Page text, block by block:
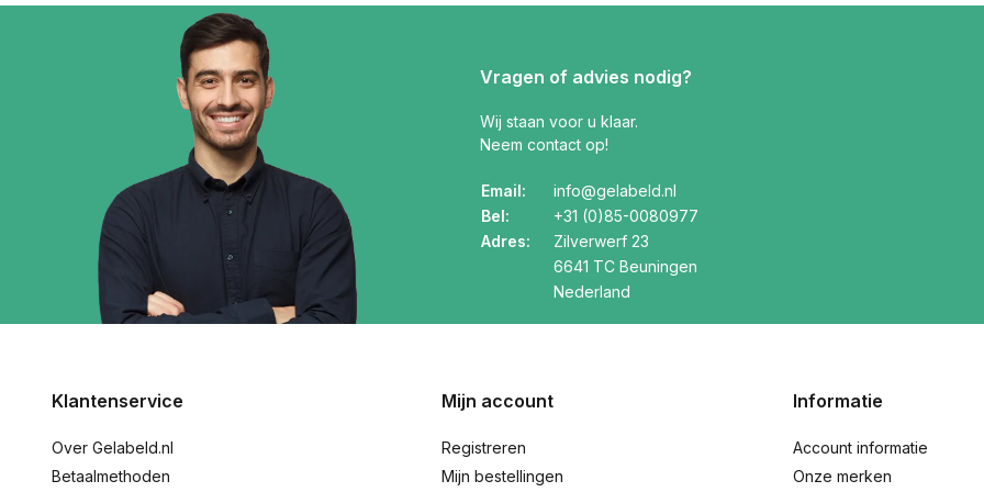
Vragen of advies nodig?
Wij staan voor u klaar.
Neem contact op!
Email:
info@gelabeld.nl
Bel:
+31 (0)85-0080977
Adres:
Zilverwerf 23
6641 TC Beuningen
Nederland
Klantenservice
Over Gelabeld.nl
Betaalmethoden
Mijn account
Registreren
Mijn bestellingen
Informatie
Account informatie
Onze merken